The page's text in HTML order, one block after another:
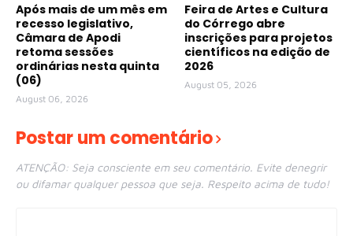
Após mais de um mês em
recesso legislativo,
Câmara de Apodi
retoma sessões
ordinárias nesta quinta
(06)
August 06, 2026
Feira de Artes e Cultura
do Córrego abre
inscrições para projetos
científicos na edição de
2026
August 05, 2026
Postar um comentário
ATENÇÃO: Seja consciente em seu comentário. Evite denegrir
ou difamar qualquer pessoa que seja. Respeito acima de tudo!